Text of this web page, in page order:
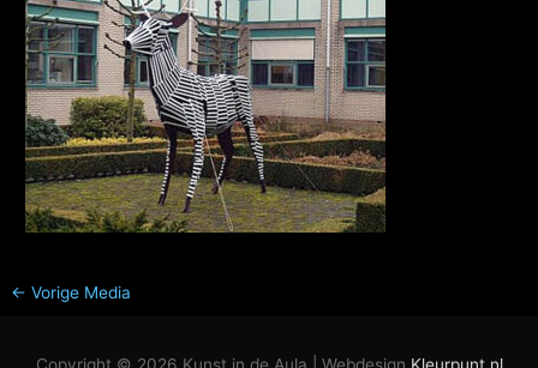
← Vorige Media
Copyright © 2026 Kunst in de Aula | Webdesign Kleurpunt.nl